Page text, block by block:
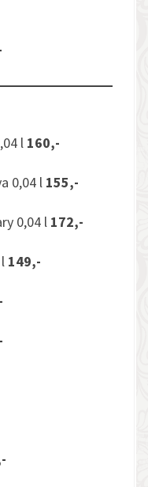
l 160,-
0,04 l 155,-
0,04 l 172,-
149,-